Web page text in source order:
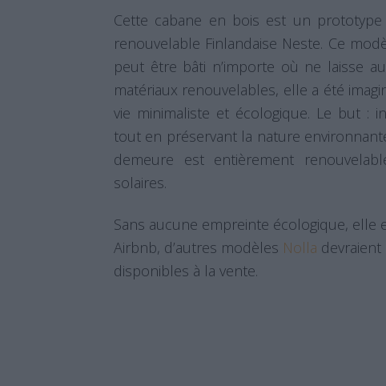
Cette cabane en bois est un prototype
renouvelable Finlandaise Neste. Ce
peut être bâti n’importe où ne laisse
matériaux renouvelables, elle a été
vie minimaliste et écologique. Le but :
tout en préservant la nature
demeure est entièrement
solaires.
Sans aucune empreinte écologique,
Airbnb, d’autres modèles Nolla
disponibles à la vente.